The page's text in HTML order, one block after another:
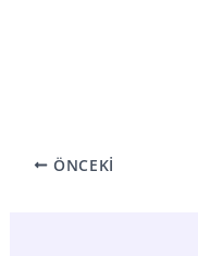
ÖNCEKI